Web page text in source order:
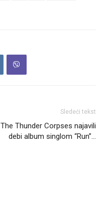
Sledeći tekst
The Thunder Corpses najavili
debi album singlom “Run”…